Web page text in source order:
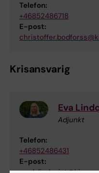
Telefon:
+46852486718
E-post:
Krisansvarig
Eva
Adjunkt
Telefon:
+46852486431
E-post: